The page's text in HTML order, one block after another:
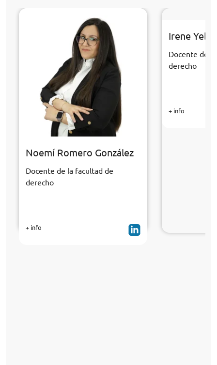
Noemí Romero González
Docente de la facultad de
derecho
+ info
Irene
Docente de
derecho
+ info